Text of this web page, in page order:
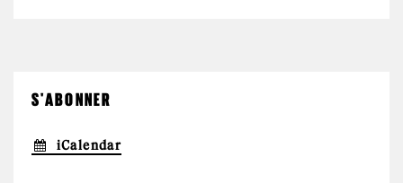
S'ABONNER
iCalendar